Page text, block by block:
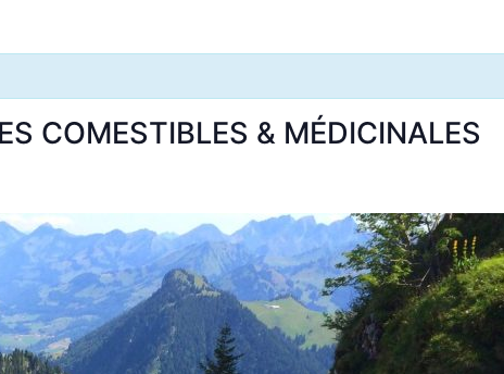
COMESTIBLES & MÉDICINALES